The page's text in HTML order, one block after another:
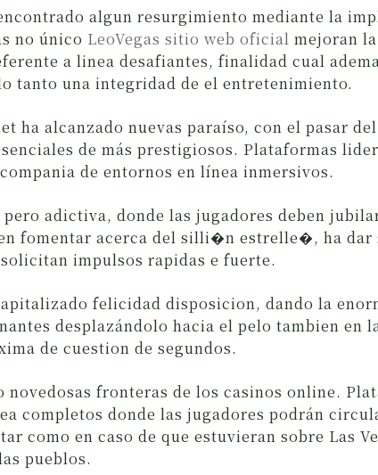
algun resurgimiento mediante la
no único LeoVegas sitio web oficial mejoran
a linea desafiantes, finalidad cual
tanto una integridad de el entretenimiento.
ha alcanzado nuevas paraíso, con el pasar
de más prestigiosos. Plataformas
de entornos en línea inmersivos.
adictiva, donde las jugadores deben
fomentar acerca del silli�n estrelle�, ha dar
impulsos rapidas e fuerte.
felicidad disposicion, dando la
desplazándolo hacia el pelo tambien en
de cuestion de segundos.
novedosas fronteras de los casinos online.
completos donde las jugadores podrán
como en caso de que estuvieran sobre Las
pueblos.